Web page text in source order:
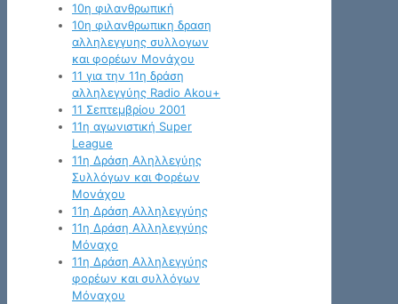
10η φιλανθρωπική
10η φιλανθρωπικη δραση
αλληλεγγυης συλλογων
και φορέων Μονάχου
11 για την 11η δράση
αλληλεγγύης Radio Akou+
11 Σεπτεμβρίου 2001
11η αγωνιστική Super
League
11η Δράση Αληλλεγύης
Συλλόγων και Φορέων
Μονάχου
11η Δράση Αλληλεγγύης
11η Δράση Αλληλεγγύης
Μόναχο
11η Δράση Αλληλεγγύης
φορέων και συλλόγων
Μόναχου